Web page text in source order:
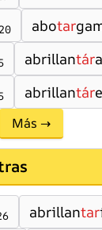
20 abotar
abrillantár
abrillantár
Más →
abrillantar